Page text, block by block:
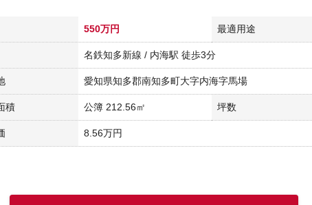
550万円 最適用途
名鉄知多新線 / 内海駅 徒歩3分
愛知県知多郡南知多町大字内海字馬場
積 公簿 212.56㎡ 坪数
8.56万円